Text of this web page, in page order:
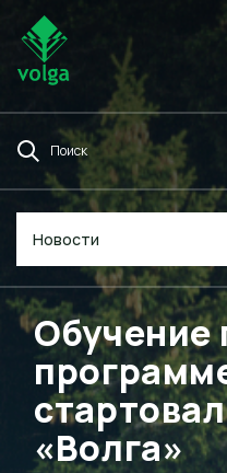
Поиск
Новости
Обучение
«Волга»